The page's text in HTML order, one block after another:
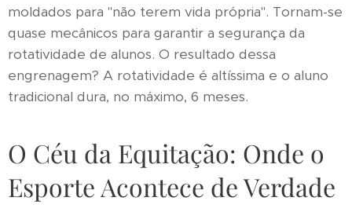
moldados para "não terem vida própria". Tornam-se
quase mecânicos para garantir a segurança da
rotatividade de alunos. O resultado dessa
engrenagem? A rotatividade é altíssima e o aluno
tradicional dura, no máximo, 6 meses.
O Céu da Equitação: Onde o
Esporte Acontece de Verdade